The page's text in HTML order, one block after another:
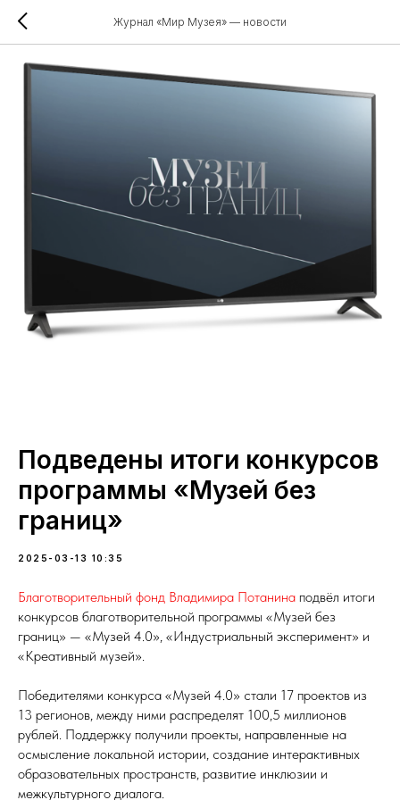
Журнал «Мир Музея» — новости
Подведены итоги конкурсов
программы «Музей без
границ»
2025-03-13 10:35
Благотворительный фонд Владимира Потанина подвёл итоги
конкурсов благотворительной программы «Музей без
границ» — «Музей 4.0», «Индустриальный эксперимент» и
«Креативный музей».
Победителями конкурса «Музей 4.0» стали 17 проектов из
13 регионов, между ними распределят 100,5 миллионов
рублей. Поддержку получили проекты, направленные на
осмысление локальной истории, создание интерактивных
образовательных пространств, развитие инклюзии и
межкультурного диалога.